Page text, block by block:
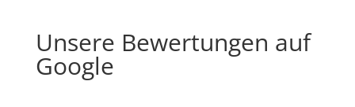
Unsere Bewertungen auf
Google